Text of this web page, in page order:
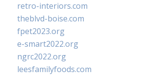
retro-interiors.com
theblvd-boise.com
fpet2023.org
e-smart2022.org
ngrc2022.org
leesfamilyfoods.com